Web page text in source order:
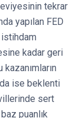
tekrar
yapılan FED
istihdam
kadar geri
ise beklenti
sert
puanlık